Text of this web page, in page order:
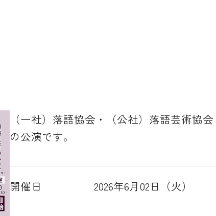
（一社）落語協会・（公社）落語芸術協
の公演です。
開催日 2026年6月02日（火）